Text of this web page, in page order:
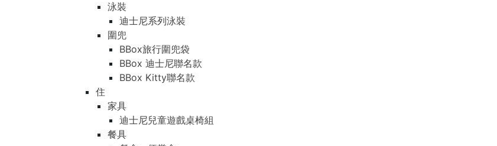
泳裝
迪士尼系列泳裝
圍兜
BBox旅行圍兜袋
BBox 迪士尼聯名款
BBox Kitty聯名款
住
家具
迪士尼兒童遊戲桌椅組
餐具